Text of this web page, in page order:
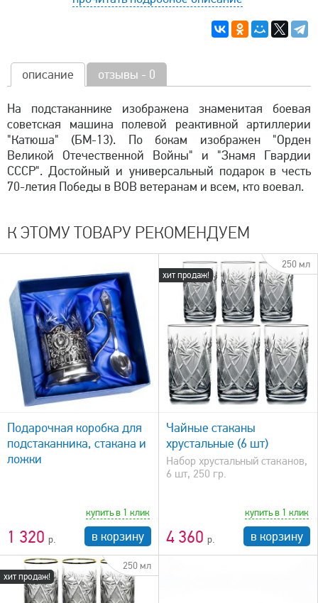
описание отзывы - 0
На подстаканнике изображена знаменитая боевая
советская машина полевой реактивной артиллерии
"Катюша" (БМ-13). По бокам изображен "Орден
Великой Отечественной Войны" и "Знамя Гвардии
СССР". Достойный и универсальный подарок в честь
70-летия Победы в ВОВ ветеранам и всем, кто воевал.
К ЭТОМУ ТОВАРУ РЕКОМЕНДУЕМ
Подарочная коробка для
подстаканника, стакана и
ложки
1 320
купить в 1 клик
в корзину
хит продаж!
250 мл
быстрый просмотр
Чайные стаканы
хрустальные (6 шт)
Набор хрустальный стаканов,
6 шт, 250 гр.
4 360
купить в 1 клик
в корзину
хит продаж!
250 мл